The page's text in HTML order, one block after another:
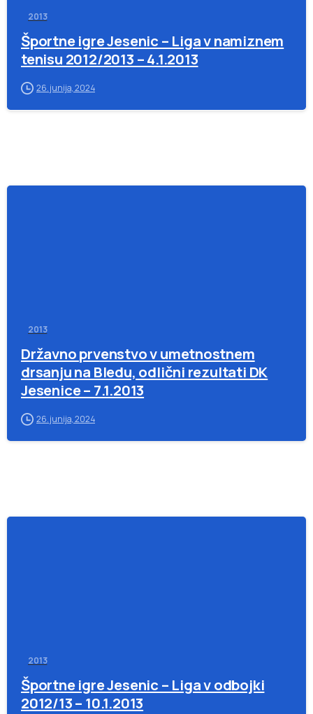
2013
Športne igre Jesenic – Liga v namiznem
tenisu 2012/2013 – 4.1.2013
26. junija, 2024
2013
Državno prvenstvo v umetnostnem
drsanju na Bledu, odlični rezultati DK
Jesenice – 7.1.2013
26. junija, 2024
2013
Športne igre Jesenic – Liga v odbojki
2012/13 – 10.1.2013